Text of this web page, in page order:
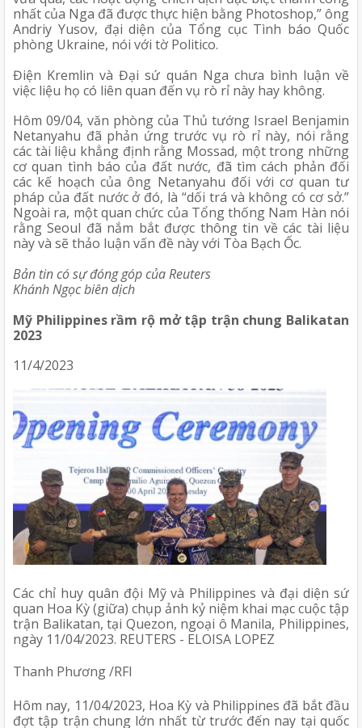
nhất của Nga đã được thực hiện bằng Photoshop,” ông
Andriy Yusov, đại diện của Tổng cục Tình báo Quốc
phòng Ukraine, nói với tờ Politico.
Điện Kremlin và Đại sứ quán Nga chưa bình luận về
việc liệu họ có liên quan đến vụ rò rỉ này hay không.
Hôm 09/04, văn phòng của Thủ tướng Israel Benjamin
Netanyahu đã phản ứng trước vụ rò rỉ này, nói rằng
các tài liệu khẳng định rằng Mossad, một trong những
cơ quan tình báo của đất nước, đã tìm cách phản đối
các kế hoạch của ông Netanyahu đối với cơ quan tư
pháp của đất nước ở đó, là “dối trá và không có cơ sở.”
Ngoài ra, một quan chức của Tổng thống Nam Hàn nói
rằng Seoul đã nắm bắt được thông tin về các tài liệu
này và sẽ thảo luận vấn đề này với Tòa Bạch Ốc.
Bản tin có sự đóng góp của Reuters
Khánh Ngọc biên dịch
Mỹ Philippines rầm rộ mở tập trận chung Balikatan
2023
11/4/2023
Các chỉ huy quân đội Mỹ và Philippines và đại diện sứ
quan Hoa Kỳ (giữa) chụp ảnh kỷ niệm khai mạc cuộc tập
trận Balikatan, tại Quezon, ngoại ô Manila, Philippines,
ngày 11/04/2023. REUTERS - ELOISA LOPEZ
Thanh Phương /RFI
Hôm nay, 11/04/2023, Hoa Kỳ và Philippines đã bắt đầu
đợt tập trận chung lớn nhất từ trước đến nay tại quốc